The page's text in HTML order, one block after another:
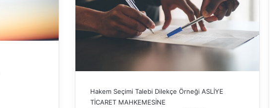
Hakem Seçimi Talebi Dilekçe Örneği ASLİYE
TİCARET MAHKEMESİNE